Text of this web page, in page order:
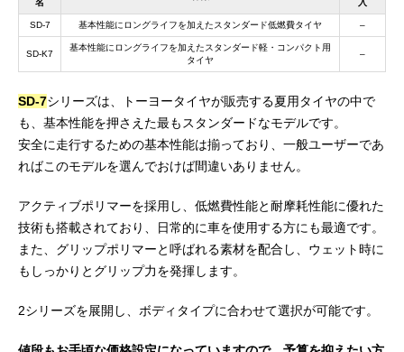
名
入
SD-7 基本性能にロングライフを加えたスタンダード低燃費タイヤ –
SD-K7
基本性能にロングライフを加えたスタンダード軽・コンパクト用
タイヤ
–
SD-7シリーズは、トーヨータイヤが販売する夏用タイヤの中で
も、基本性能を押さえた最もスタンダードなモデルです。
安全に走行するための基本性能は揃っており、一般ユーザーであ
ればこのモデルを選んでおけば間違いありません。
アクティブポリマーを採用し、低燃費性能と耐摩耗性能に優れた
技術も搭載されており、日常的に車を使用する方にも最適です。
また、グリップポリマーと呼ばれる素材を配合し、ウェット時に
もしっかりとグリップ力を発揮します。
2シリーズを展開し、ボディタイプに合わせて選択が可能です。